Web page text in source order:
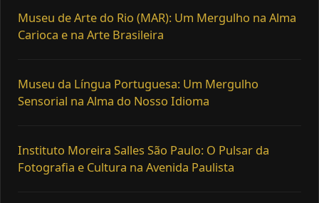
Museu de Arte do Rio (MAR): Um Mergulho na Alma
Carioca e na Arte Brasileira
Museu da Língua Portuguesa: Um Mergulho
Sensorial na Alma do Nosso Idioma
Instituto Moreira Salles São Paulo: O Pulsar da
Fotografia e Cultura na Avenida Paulista